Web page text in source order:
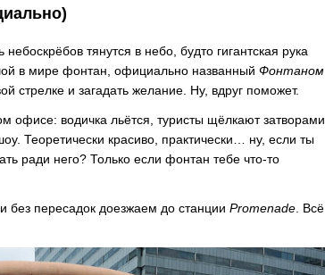
тянутся в небо, будто гигантская рука
в мире фонтан, официально названный Фонтаном
стрелке и загадать желание. Ну, вдруг поможет.
офисе: водичка льётся, туристы щёлкают затворами,
Теоретически красиво, практически… ну, если ты
ради него? Только если фонтан тебе что-то
без пересадок доезжаем до станции Promenade . Всё